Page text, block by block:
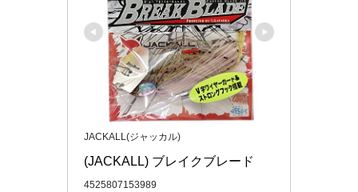
JACKALL(ジャッカル)
(JACKALL) ブレイクブレード
4525807153989